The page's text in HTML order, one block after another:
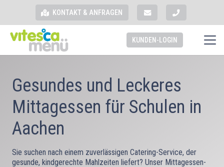
KONTAKT & ANFRAGEN
KUNDEN-LOGIN
Gesundes und Leckeres
Mittagessen für Schulen in
Aachen
Sie suchen nach einem zuverlässigen Catering-Service, der
gesunde, kindgerechte Mahlzeiten liefert? Unser Mittagessen-